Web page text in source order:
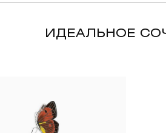
появление темного налета, а
в микроцарапины и
одного раза в месяц, а также
ИДЕАЛЬНОЕ